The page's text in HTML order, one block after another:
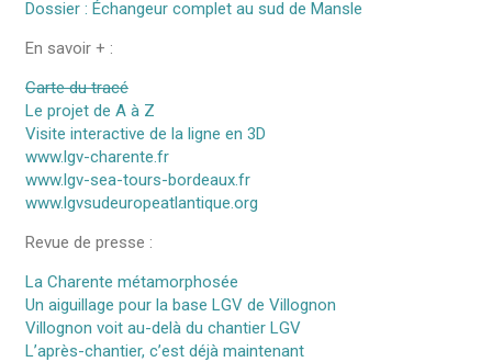
Dossier : Échangeur complet au sud de Mansle
En savoir + :
Carte du tracé
Le projet de A à Z
Visite interactive de la ligne en 3D
www.lgv-charente.fr
www.lgv-sea-tours-bordeaux.fr
www.lgvsudeuropeatlantique.org
Revue de presse :
La Charente métamorphosée
Un aiguillage pour la base LGV de Villognon
Villognon voit au-delà du chantier LGV
L’après-chantier, c’est déjà maintenant